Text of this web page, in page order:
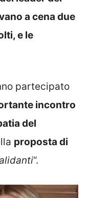
a cena due
e le
partecipato
incontro
del
proposta di
“.